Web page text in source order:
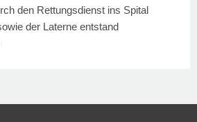
den Rettungsdienst ins Spital
der Laterne entstand